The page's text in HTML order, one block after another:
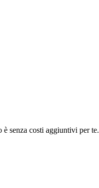
senza costi aggiuntivi per te.